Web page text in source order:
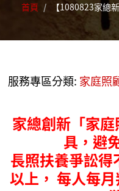
首頁 /
【1080823家總
服務專區分類: 家庭照
家總創新「家
具，避
長照扶養爭訟得
以上， 每人每